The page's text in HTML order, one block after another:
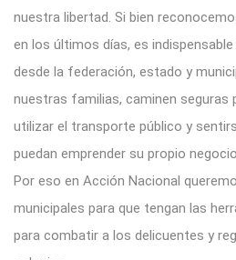
nuestra libertad. Si bien
en los últimos días, es
desde la federación, estado y
nuestras familias, caminen seguras
utilizar el transporte público y
puedan emprender su propio
Por eso en Acción Nacional
municipales para que tengan las
para combatir a los delicuentes y